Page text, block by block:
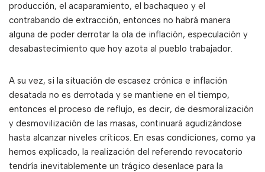
producción, el acaparamiento, el bachaqueo y el
contrabando de extracción, entonces no habrá manera
alguna de poder derrotar la ola de inflación, especulación y
desabastecimiento que hoy azota al pueblo trabajador.
A su vez, si la situación de escasez crónica e inflación
desatada no es derrotada y se mantiene en el tiempo,
entonces el proceso de reflujo, es decir, de desmoralización
y desmovilización de las masas, continuará agudizándose
hasta alcanzar niveles críticos. En esas condiciones, como ya
hemos explicado, la realización del referendo revocatorio
tendría inevitablemente un trágico desenlace para la